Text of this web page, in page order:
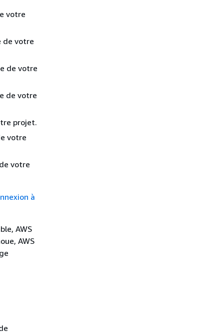
votre
de votre
de votre
de votre
projet.
votre
votre
à
AWS
AWS